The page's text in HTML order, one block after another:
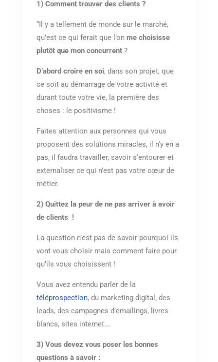
1) Comment trouver des clients ?
“Il y a tellement de monde sur le marché,
qu’est ce qui ferait que l’on me choisisse
plutôt que mon concurrent?
D’abord croire en soi, dans son projet, que
ce soit au démarrage de votre activité et
durant toute votre vie, la première des
choses : le positivisme !
Faites attention aux personnes qui vous
proposent des solutions miracles, il n’y en a
pas, il faudra travailler, savoir s’entourer et
externaliser ce qui n’est pas votre cœur de
métier.
2) Quittez la peur de ne pas arriver à avoir
de clients !
La question n’est pas de savoir pourquoi ils
vont vous choisir mais comment faire pour
qu’ils vous choisissent !
Vous avez entendu parler de la
téléprospection, du marketing digital, des
leads, des campagnes d’emailings, livres
blancs, sites internet….
3) Vous devez vous poser les bonnes
questions à savoir :